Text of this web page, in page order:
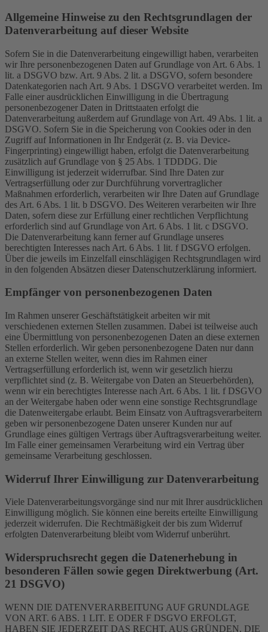
Allgemeine Hinweise zu den Rechtsgrundlagen der
Datenverarbeitung auf dieser Website
Sofern Sie in die Datenverarbeitung eingewilligt haben, verarbeiten
wir Ihre personenbezogenen Daten auf Grundlage von Art. 6 Abs. 1
lit. a DSGVO bzw. Art. 9 Abs. 2 lit. a DSGVO, sofern besondere
Datenkategorien nach Art. 9 Abs. 1 DSGVO verarbeitet werden. Im
Falle einer ausdrücklichen Einwilligung in die Übertragung
personenbezogener Daten in Drittstaaten erfolgt die
Datenverarbeitung außerdem auf Grundlage von Art. 49 Abs. 1 lit. a
DSGVO. Sofern Sie in die Speicherung von Cookies oder in den
Zugriff auf Informationen in Ihr Endgerät (z. B. via Device-
Fingerprinting) eingewilligt haben, erfolgt die Datenverarbeitung
zusätzlich auf Grundlage von § 25 Abs. 1 TDDDG. Die
Einwilligung ist jederzeit widerrufbar. Sind Ihre Daten zur
Vertragserfüllung oder zur Durchführung vorvertraglicher
Maßnahmen erforderlich, verarbeiten wir Ihre Daten auf Grundlage
des Art. 6 Abs. 1 lit. b DSGVO. Des Weiteren verarbeiten wir Ihre
Daten, sofern diese zur Erfüllung einer rechtlichen Verpflichtung
erforderlich sind auf Grundlage von Art. 6 Abs. 1 lit. c DSGVO.
Die Datenverarbeitung kann ferner auf Grundlage unseres
berechtigten Interesses nach Art. 6 Abs. 1 lit. f DSGVO erfolgen.
Über die jeweils im Einzelfall einschlägigen Rechtsgrundlagen wird
in den folgenden Absätzen dieser Datenschutzerklärung informiert.
Empfänger von personenbezogenen Daten
Im Rahmen unserer Geschäftstätigkeit arbeiten wir mit
verschiedenen externen Stellen zusammen. Dabei ist teilweise auch
eine Übermittlung von personenbezogenen Daten an diese externen
Stellen erforderlich. Wir geben personenbezogene Daten nur dann
an externe Stellen weiter, wenn dies im Rahmen einer
Vertragserfüllung erforderlich ist, wenn wir gesetzlich hierzu
verpflichtet sind (z. B. Weitergabe von Daten an Steuerbehörden),
wenn wir ein berechtigtes Interesse nach Art. 6 Abs. 1 lit. f DSGVO
an der Weitergabe haben oder wenn eine sonstige Rechtsgrundlage
die Datenweitergabe erlaubt. Beim Einsatz von Auftragsverarbeitern
geben wir personenbezogene Daten unserer Kunden nur auf
Grundlage eines gültigen Vertrags über Auftragsverarbeitung weiter.
Im Falle einer gemeinsamen Verarbeitung wird ein Vertrag über
gemeinsame Verarbeitung geschlossen.
Widerruf Ihrer Einwilligung zur Datenverarbeitung
Viele Datenverarbeitungsvorgänge sind nur mit Ihrer ausdrücklichen
Einwilligung möglich. Sie können eine bereits erteilte Einwilligung
jederzeit widerrufen. Die Rechtmäßigkeit der bis zum Widerruf
erfolgten Datenverarbeitung bleibt vom Widerruf unberührt.
Widerspruchsrecht gegen die Datenerhebung in
besonderen Fällen sowie gegen Direktwerbung (Art.
21 DSGVO)
WENN DIE DATENVERARBEITUNG AUF GRUNDLAGE
VON ART. 6 ABS. 1 LIT. E ODER F DSGVO ERFOLGT,
HABEN SIE JEDERZEIT DAS RECHT, AUS GRÜNDEN, DIE